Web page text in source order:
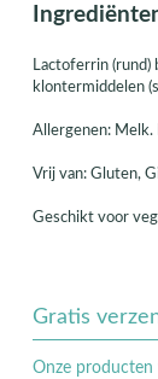
Lactoferrin (rund)
klontermiddelen
Allergenen:
Vrij van: Gluten,
Geschikt voor
Gratis
Onze producten